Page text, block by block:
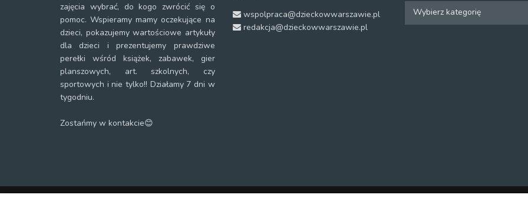
zajęcia wybrać, do kogo zwrócić się o
pomoc. Wspieramy mamy oczekujące na
dzieci, pokazujemy wartościowe artykuły
dla dzieci i prezentujemy prawdziwe
perełki wśród książek, zabawek, gier
planszowych, art. szkolnych, czy
sportowych i nie tylko!! Działamy 7 dni w
tygodniu.
Zostańmy w kontakcie😊
wspolpraca@dzieckowwarszawie.pl
redakcja@dzieckowwarszawie.pl
Działy
Wybierz kategorię